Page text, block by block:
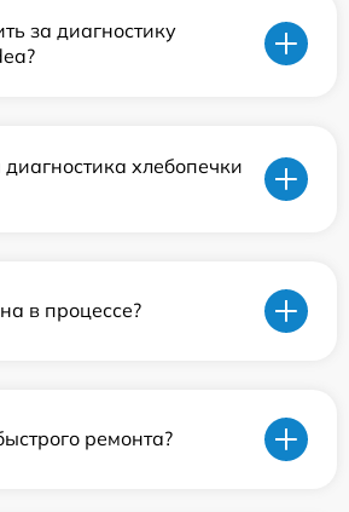
за диагностику
диагностика хлебопечки
в процессе?
ремонта?